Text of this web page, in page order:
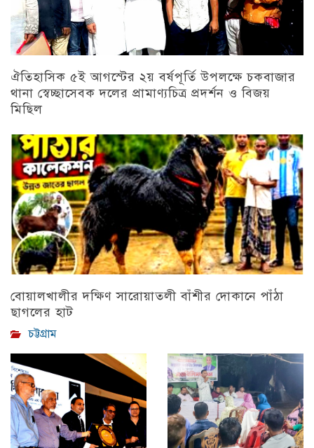
ঐতিহাসিক ৫ই আগস্টের ২য় বর্ষপূর্তি উপলক্ষে চকবাজার
থানা স্বেচ্ছাসেবক দলের প্রামাণ্যচিত্র প্রদর্শন ও বিজয়
মিছিল
চট্টগ্রাম
বোয়ালখালীর দক্ষিণ সারোয়াতলী বাঁশীর দোকানে পাঁঠা
ছাগলের হাট
চট্টগ্রাম